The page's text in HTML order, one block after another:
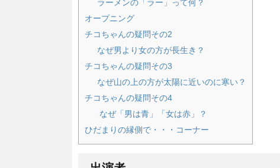
ラーメンの「ラー」って何？
オープニング
チコちゃんの疑問その2
なぜ男より女の方が長生き？
チコちゃんの疑問その3
なぜ山の上の方が太陽に近いのに寒い？
チコちゃんの疑問その4
なぜ「男は青」「女は赤」？
ひだまりの縁側で・・・コーナー